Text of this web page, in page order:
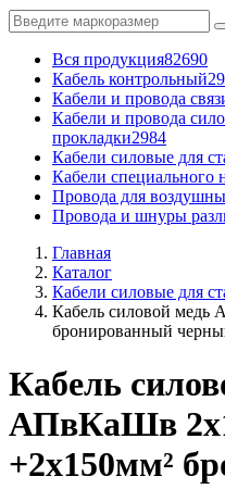
Вся продукция82690
Кабель контрольный
Кабели и провода
Кабели и провода
прокладки2984
Кабели силовые для
Кабели специального
Провода для
Провода и шнуры
Главная
Каталог
Кабели силовые для
Кабель силовой
бронированный
Кабель
АПвКаШв
+2x150мм²